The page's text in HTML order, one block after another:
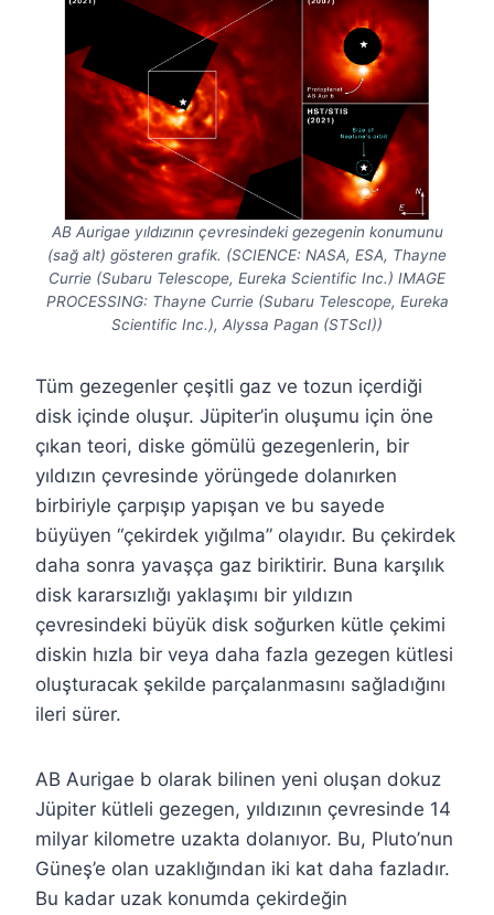
AB Aurigae yıldızının çevresindeki gezegenin konumunu
(sağ alt) gösteren grafik. (SCIENCE: NASA, ESA, Thayne
Currie (Subaru Telescope, Eureka Scientific Inc.) IMAGE
PROCESSING: Thayne Currie (Subaru Telescope, Eureka
Scientific Inc.), Alyssa Pagan (STScI))
Tüm gezegenler çeşitli gaz ve tozun içerdiği
disk içinde oluşur. Jüpiter’in oluşumu için öne
çıkan teori, diske gömülü gezegenlerin, bir
yıldızın çevresinde yörüngede dolanırken
birbiriyle çarpışıp yapışan ve bu sayede
büyüyen “çekirdek yığılma” olayıdır. Bu çekirdek
daha sonra yavaşça gaz biriktirir. Buna karşılık
disk kararsızlığı yaklaşımı bir yıldızın
çevresindeki büyük disk soğurken kütle çekimi
diskin hızla bir veya daha fazla gezegen kütlesi
oluşturacak şekilde parçalanmasını sağladığını
ileri sürer.
AB Aurigae b olarak bilinen yeni oluşan dokuz
Jüpiter kütleli gezegen, yıldızının çevresinde 14
milyar kilometre uzakta dolanıyor. Bu, Pluto’nun
Güneş’e olan uzaklığından iki kat daha fazladır.
Bu kadar uzak konumda çekirdeğin